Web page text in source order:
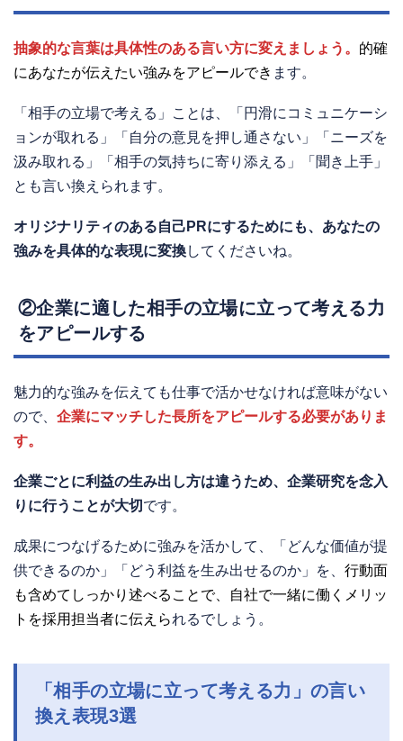
抽象的な言葉は具体性のある言い方に変えましょう。 的確
にあなたが伝えたい強みをアピールでき ます。
「相手の立場で考える」ことは、「円滑にコミュニケーシ
ョンが取れる」「自分の意見を押し通さない」「ニーズを
汲み取れる」「相手の気持ちに寄り添える」「聞き上手」
とも言い換えられます。
オリジナリティのある自己PRにするためにも、あなたの
強みを具体的な表現に変換してくださいね。
②企業に適した相手の立場に立って考える力
をアピールする
魅力的な強みを伝えても仕事で活かせなければ意味がない
ので、 企業にマッチした長所をアピールする必要がありま
す。
企業ごとに利益の生み出し方は違うため、企業研究を念入
りに行うことが大切です。
成果につなげるために強みを活かして、「どんな価値が提
供できるのか」「どう利益を生み出せるのか」を、 行動面
も含めてしっかり述べることで、自社で一緒に働くメリッ
トを採用担当者に伝えられるでしょう。
「相手の立場に立って考える力」の言い
換え表現3選